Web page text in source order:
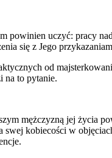
powinien uczyć: pracy
się z Jego
od
na to pytanie.
mężczyzną jej życia
swej kobiecości w